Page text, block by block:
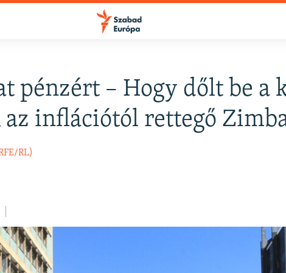
pénzért – Hogy dőlt be a
inflációtól rettegő
RL)
FELIRATKOZÁS